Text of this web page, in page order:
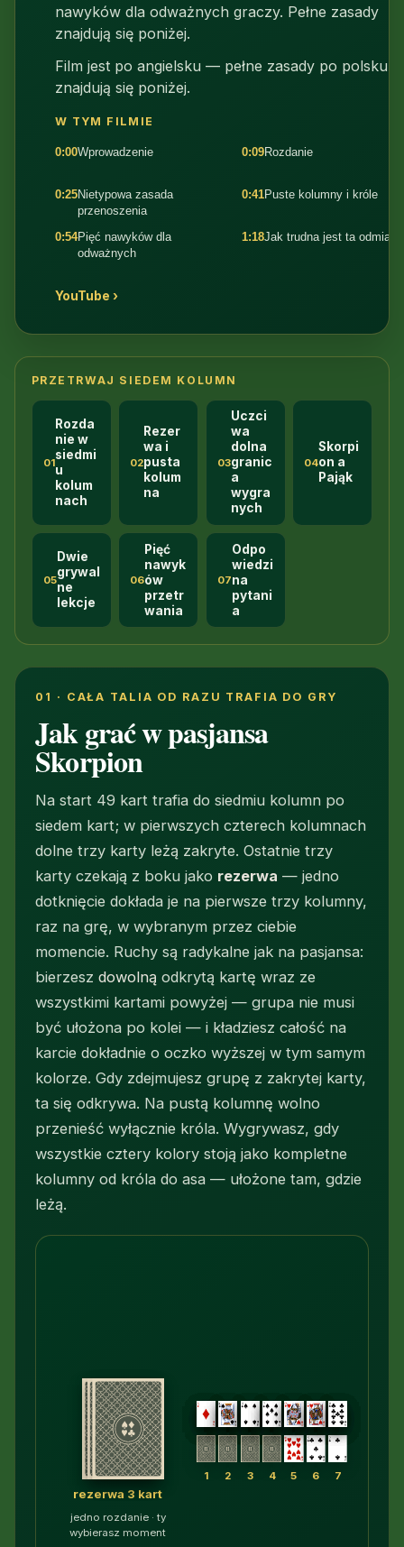
nawyków dla odważnych graczy. Pełne zasady
znajdują się poniżej.
Film jest po angielsku — pełne zasady po polsku
znajdują się poniżej.
W TYM FILMIE
0:00Wprowadzenie 0:09Rozdanie
0:25Nietypowa zasada
przenoszenia
0:41Puste kolumny i króle
0:54Pięć nawyków dla
odważnych
1:18Jak trudna jest ta
YouTube ›
PRZETRWAJ SIEDEM KOLUMN
01
Rozda
nie w
siedmi
u
kolum
nach
02
Rezer
wa i
pusta
kolum
na
03
Uczci
wa
dolna
granic
a
wygra
nych
04
Skorpi
on a
Pająk
05
Dwie
grywal
ne
lekcje
06
Pięć
nawyk
ów
przetr
wania
07
Odpo
wiedzi
na
pytani
a
01 · CAŁA TALIA OD RAZU TRAFIA DO GRY
Jak grać w pasjansa
Skorpion
Na start 49 kart trafia do siedmiu kolumn po
siedem kart; w pierwszych czterech kolumnach
dolne trzy karty leżą zakryte. Ostatnie trzy
karty czekają z boku jako rezerwa — jedno
dotknięcie dokłada je na pierwsze trzy kolumny,
raz na grę, w wybranym przez ciebie
momencie. Ruchy są radykalne jak na pasjansa:
bierzeszdowolną odkrytą kartę wraz ze
wszystkimi kartami powyżej — grupa nie musi
być ułożona po kolei — i kładziesz całość na
karcie dokładnie o oczko wyższej w tym samym
kolorze. Gdy zdejmujesz grupę z zakrytej karty,
ta się odkrywa. Na pustą kolumnę wolno
przenieść wyłącznie króla. Wygrywasz, gdy
wszystkie cztery kolory stoją jako kompletne
kolumny od króla do asa — ułożone tam, gdzie
leżą.
rezerwa 3 kart
jedno rozdanie · ty
wybierasz moment
1 2 3 4 5 6 7